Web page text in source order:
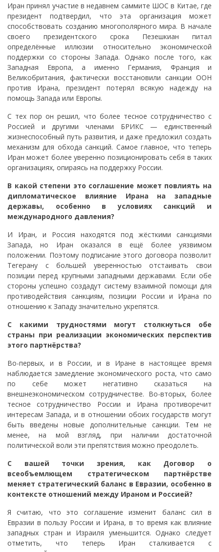
Иран принял участие в недавнем саммите ШОС в Китае, где
президент подтвердил, что эта организация может
способствовать созданию многополярного мира. В начале
своего президентского срока Пезешкиан питал
определённые иллюзии относительно экономической
поддержки со стороны Запада. Однако после того, как
Западная Европа, а именно Германия, Франция и
Великобритания, фактически восстановили санкции ООН
против Ирана, президент потерял всякую надежду на
помощь Запада или Европы.
С тех пор он решил, что более тесное сотрудничество с
Россией и другими членами БРИКС — единственный
жизнеспособный путь развития, и даже предложил создать
механизм для обхода санкций. Самое главное, что теперь
Иран может более уверенно позиционировать себя в таких
организациях, опираясь на поддержку России.
В какой степени это соглашение может повлиять на
дипломатическое влияние Ирана на западные
державы, особенно в условиях санкций и
международного давления?
И Иран, и Россия находятся под жёсткими санкциями
Запада, но Иран оказался в ещё более уязвимом
положении. Поэтому подписание этого договора позволит
Тегерану с большей уверенностью отстаивать свои
позиции перед крупными западными державами. Если обе
стороны успешно создадут систему взаимной помощи для
противодействия санкциям, позиции России и Ирана по
отношению к Западу значительно укрепятся.
С какими трудностями могут столкнуться обе
страны при реализации экономических перспектив
этого партнёрства?
Во-первых, и в России, и в Иране в настоящее время
наблюдается замедление экономического роста, что само
по себе может негативно сказаться на
внешнеэкономическом сотрудничестве. Во-вторых, более
тесное сотрудничество России и Ирана противоречит
интересам Запада, и в отношении обоих государств могут
быть введены новые дополнительные санкции. Тем не
менее, на мой взгляд, при наличии достаточной
политической воли эти препятствия можно преодолеть.
С вашей точки зрения, как Договор о
всеобъемлющем стратегическом партнёрстве
меняет стратегический баланс в Евразии, особенно в
контексте отношений между Ираном и Россией?
Я считаю, что это соглашение изменит баланс сил в
Евразии в пользу России и Ирана, в то время как влияние
западных стран и Израиля уменьшится. Однако следует
отметить, что теперь Иран сталкивается с